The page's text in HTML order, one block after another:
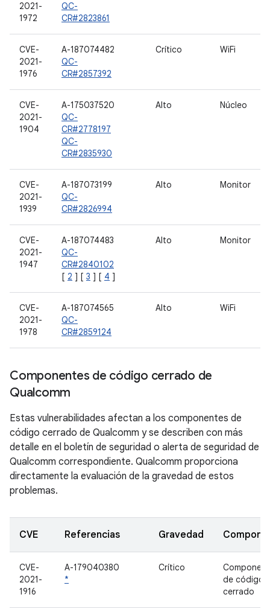
2021-
1972
QC-
CR#2823861
CVE-
2021-
1976
A-187074482
QC-
CR#2857392
Crítico WiFi
CVE-
2021-
1904
A-175037520
QC-
CR#2778197
QC-
CR#2835930
Alto Núcleo
CVE-
2021-
1939
A-187073199
QC-
CR#2826994
Alto Monitor
CVE-
2021-
1947
A-187074483
QC-
CR#2840102
[ 2 ] [ 3 ] [ 4 ]
Alto Monitor
CVE-
2021-
1978
A-187074565
QC-
CR#2859124
Alto WiFi
Componentes de código cerrado de
Qualcomm
Estas vulnerabilidades afectan a los componentes de
código cerrado de Qualcomm y se describen con más
detalle en el boletín de seguridad o alerta de seguridad de
Qualcomm correspondiente. Qualcomm proporciona
directamente la evaluación de la gravedad de estos
problemas.
CVE Referencias Gravedad
CVE-
2021-
1916
A-179040380
*
Crítico
de código
cerrado